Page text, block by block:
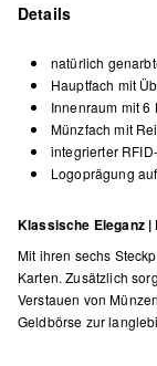
Details
natürlich
Hauptfach mit
Innenraum mit 6
Münzfach mit
integrierter
Logoprägung
Klassische Eleganz |
Mit ihren sechs
Karten. Zusätzlich
Verstauen von
Geldbörse zur